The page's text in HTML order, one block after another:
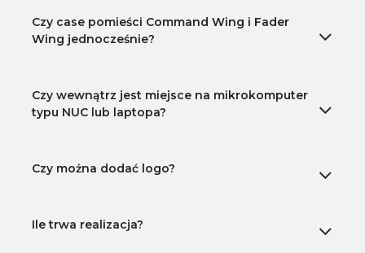
Czy case pomieści Command Wing i Fader
Wing jednocześnie?
Czy wewnątrz jest miejsce na mikrokomputer
typu NUC lub laptopa?
Czy można dodać logo?
Ile trwa realizacja?